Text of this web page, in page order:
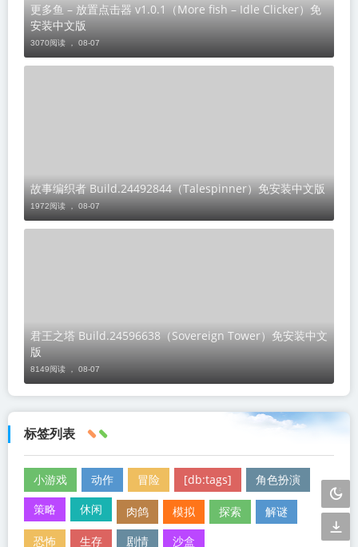
更多鱼 – 放置点击器 v1.0.1（More fish – Idle Clicker）免
安装中文版
3070阅读 ， 08-07
故事编织者 Build.24492844（Talespinner）免安装中文版
1972阅读 ， 08-07
君王之塔 Build.24596638（Sovereign Tower）免安装中文
版
8149阅读 ， 08-07
标签列表
小游戏 动作 冒险 [db:tags]
角色扮演
策略
休闲 肉鸽 模拟 探索
解谜
恐怖
生存 剧情 沙盒